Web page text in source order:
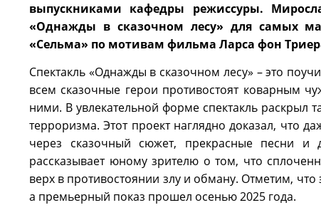
выпускниками кафедры режиссуры.
«Однажды в сказочном лесу» для самых
«Сельма» по мотивам фильма Ларса фон
Спектакль «Однажды в сказочном лесу» – это
всем сказочные герои противостоят коварным
ними. В увлекательной форме спектакль раскрыл
терроризма. Этот проект наглядно доказал,
через сказочный сюжет, прекрасные песни
рассказывает юному зрителю о том, что
верх в противостоянии злу и обману. Отметим, что
а премьерный показ прошел осенью 2025 года.